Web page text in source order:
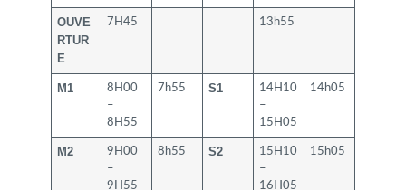
OUVE
RTUR
E
7H45 13h55
M1
8H00
–
8H55
7h55 S1
14H10
–
15H05
14h05
M2
9H00
–
9H55
8h55 S2
15H10
–
16H05
15h05